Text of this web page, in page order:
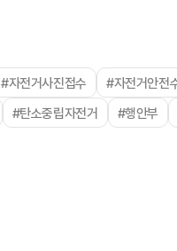
#자전거사진접수
#자전거안전
#탄소중립자전거 #행안부